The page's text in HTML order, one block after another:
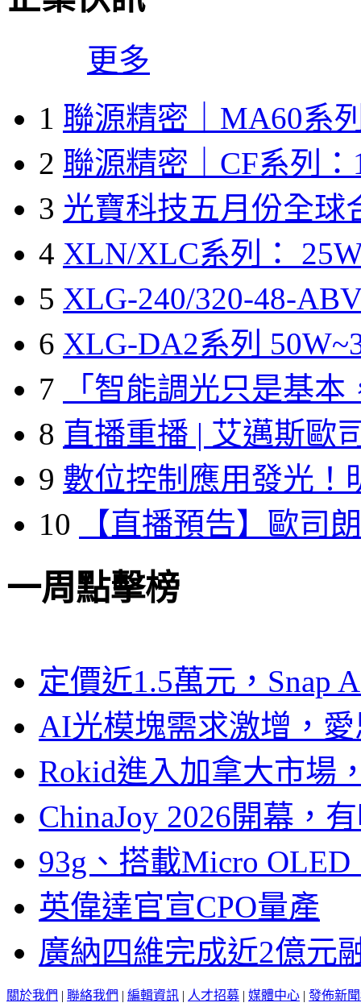
更多
1 聯源精密｜MA60系
2 聯源精密｜CF系列：
3 光寶科技五月份全球
4 XLN/XLC系列：
5 XLG-240/320-48-
6 XLG-DA2系列
7
「智能調光只是基本
8 直播重播 | 艾邁斯歐
9 數位控制應用發光！
10
【直播預告】歐司
一周點擊榜
定價近1.5萬元，Snap
AI光模塊需求激增，
Rokid進入加拿大市場
ChinaJoy 2026開幕，
93g、搭載Micro
英偉達官宣CPO量產
廣納四維完成近2億元
關於我們 | 聯絡我們 | 編輯資訊 | 人才招募 | 媒體中心 | 發佈新